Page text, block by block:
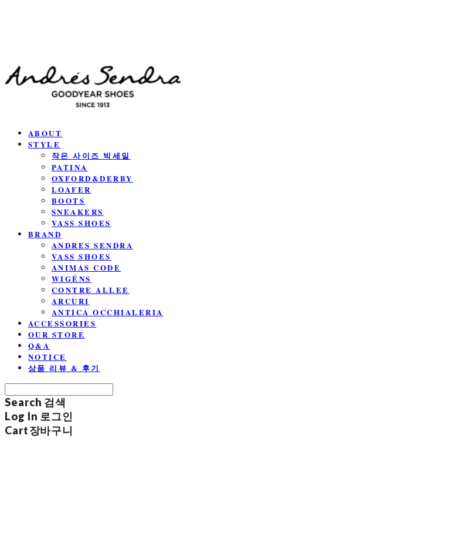
ABOUT
STYLE
작은 사이즈 빅세일
PATINA
OXFORD&DERBY
LOAFER
BOOTS
SNEAKERS
VASS SHOES
BRAND
ANDRES SENDRA
VASS SHOES
ANIMAS CODE
WIGÉNS
CONTRE ALLEE
ARCURI
ANTICA OCCHIALERIA
ACCESSORIES
OUR STORE
Q&A
NOTICE
상품 리뷰 & 후기
Search 검색
Log In 로그인
Cart장바구니